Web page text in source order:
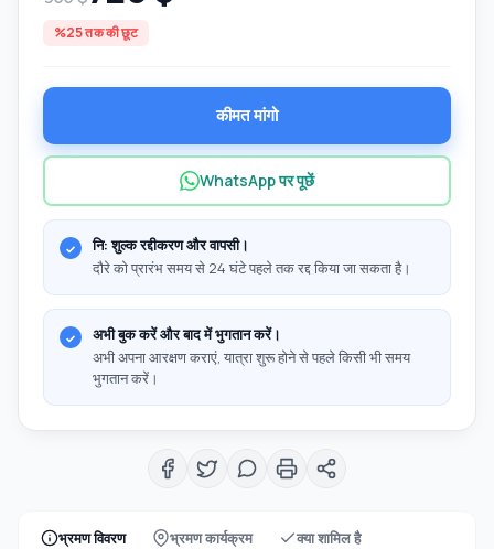
भ्रमण विवरण भ्रमण कार्यक्रम क्या शामिल है
%25 तक की छूट
कीमत मांगो
WhatsApp पर पूछें
नि: शुल्क रद्दीकरण और वापसी।
दौरे को प्रारंभ समय से 24 घंटे पहले तक रद्द किया जा सकता है।
अभी बुक करें और बाद में भुगतान करें।
अभी अपना आरक्षण कराएं, यात्रा शुरू होने से पहले किसी भी समय
भुगतान करें।